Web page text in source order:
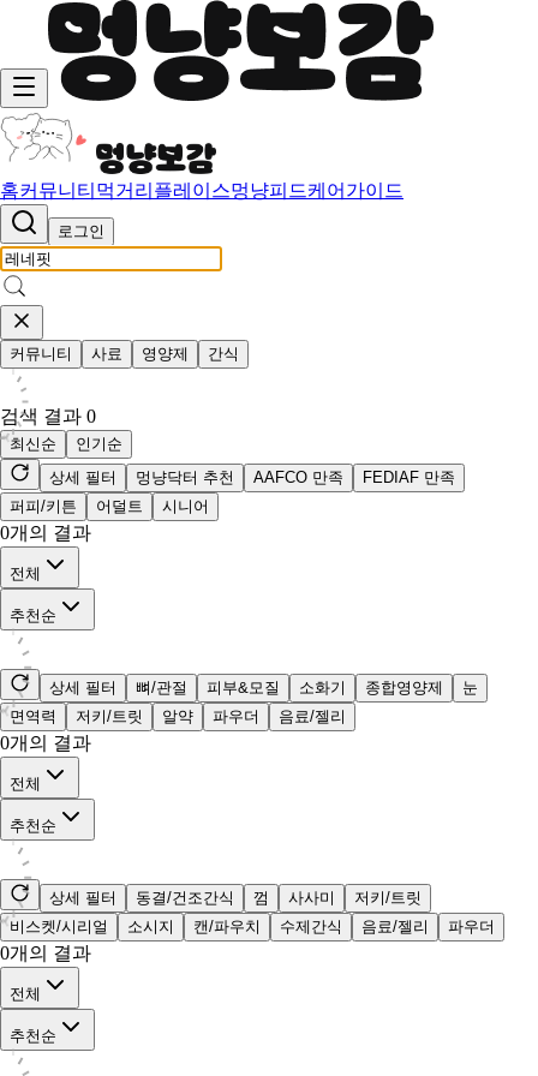
홈커뮤니티 먹거리 플레이스멍냥피드케어가이드
로그인
커뮤니티 사료 영양제 간식
검색 결과 0
최신순
인기순
상세 필터
멍냥닥터 추천 AAFCO 만족
FEDIAF 만족
퍼피/키튼
어덜트 시니어
0개의 결과
전체
추천순
상세 필터 뼈/관절 피부&모질 소화기 종합영양제
눈
면역력
저키/트릿 알약 파우더 음료/젤리
0개의 결과
전체
추천순
상세 필터 동결/건조간식 껌 사사미
저키/트릿
비스켓/시리얼
소시지 캔/파우치 수제간식 음료/젤리 파우더
0개의 결과
전체
추천순